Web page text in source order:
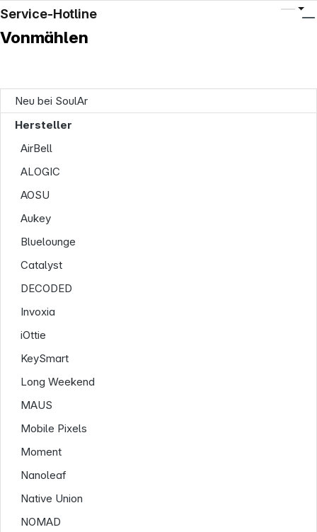
Vonmählen
Neu bei SoulAr
Hersteller
AirBell
ALOGIC
AOSU
Aukey
Bluelounge
Catalyst
DECODED
Invoxia
iOttie
KeySmart
Long Weekend
MAUS
Mobile Pixels
Moment
Nanoleaf
Native Union
NOMAD
Service-Hotline